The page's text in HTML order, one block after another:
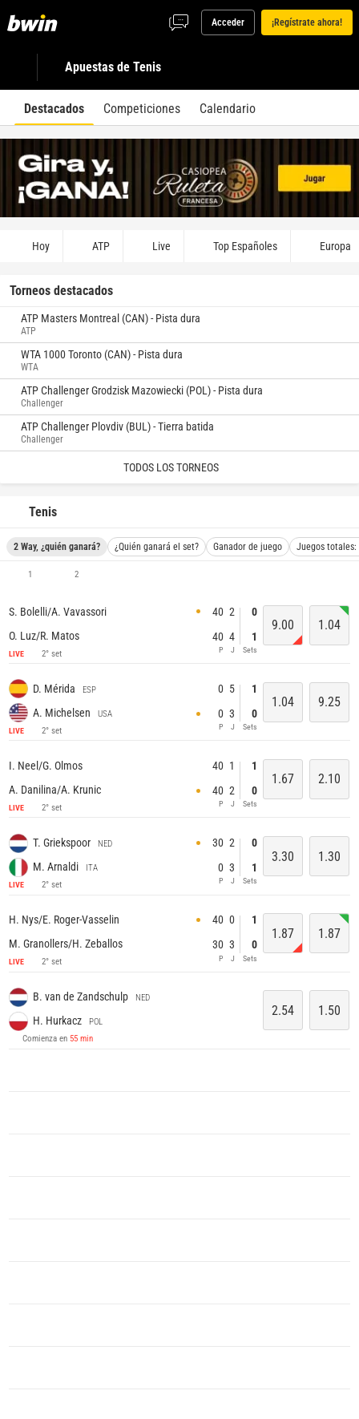
Acceder ¡Regístrate ahora!
Apuestas de Tenis
Destacados Competiciones Calendario
Hoy ATP Live Top Españoles Europa
Torneos destacados
ATP Masters Montreal (CAN) - Pista dura
ATP
WTA 1000 Toronto (CAN) - Pista dura
WTA
ATP Challenger Grodzisk Mazowiecki (POL) - Pista dura
Challenger
ATP Challenger Plovdiv (BUL) - Tierra batida
Challenger
TODOS LOS TORNEOS
Tenis
2 Way, ¿quién ganará? ¿Quién ganará el set? Ganador de juego Juegos
1 2
S. Bolelli/A. Vavassori
O. Luz/R. Matos
LIVE 2° set
40
40
P
2
4
J
0
1
Sets
9.00 1.04
D. Mérida ESP
A. Michelsen USA
LIVE 2° set
0
0
P
5
3
J
1
0
Sets
1.04 9.25
I. Neel/G. Olmos
A. Danilina/A. Krunic
LIVE 2° set
40
40
P
1
2
J
1
0
Sets
1.67 2.10
T. Griekspoor NED
M. Arnaldi ITA
LIVE 2° set
30
0
P
2
3
J
0
1
Sets
3.30 1.30
H. Nys/E. Roger-Vasselin
M. Granollers/H. Zeballos
LIVE 2° set
40
30
P
0
3
J
1
0
Sets
1.87 1.87
B. van de Zandschulp NED
H. Hurkacz
POL
Comienza en 55 min
2.54 1.50